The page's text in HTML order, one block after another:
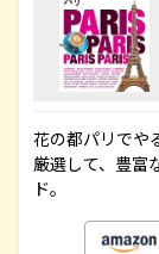
花の都パリでや
厳選して、豊富
ド。